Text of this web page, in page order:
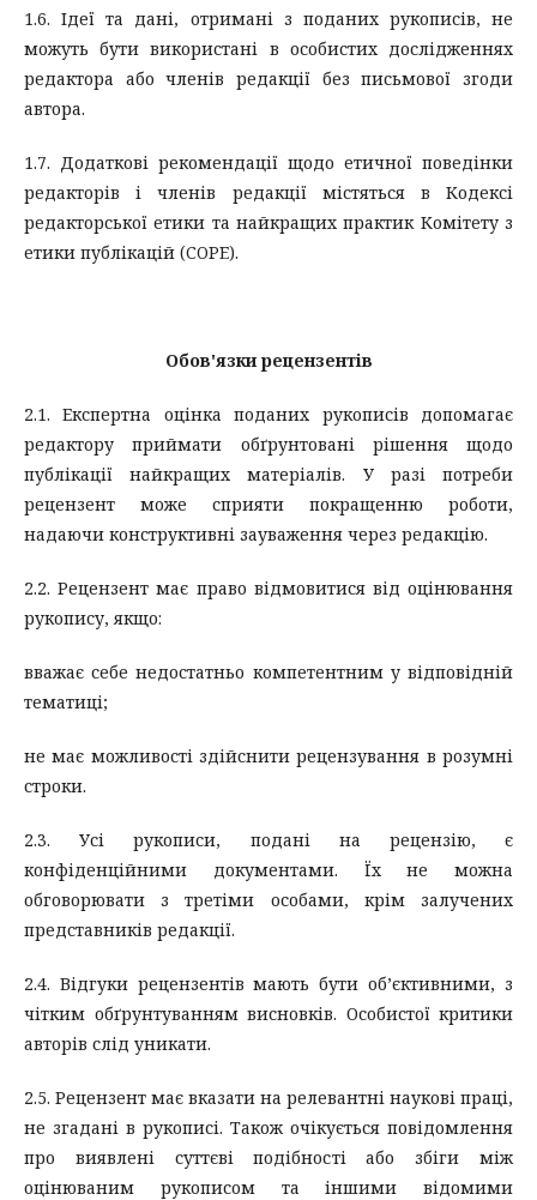
1.6. Ідеї та дані, отримані з поданих рукописів, не
можуть бути використані в особистих дослідженнях
редактора або членів редакції без письмової згоди
автора.
1.7. Додаткові рекомендації щодо етичної поведінки
редакторів і членів редакції містяться в Кодексі
редакторської етики та найкращих практик Комітету з
етики публікацій (COPE).
Обов'язки рецензентів
2.1. Експертна оцінка поданих рукописів допомагає
редактору приймати обґрунтовані рішення щодо
публікації найкращих матеріалів. У разі потреби
рецензент може сприяти покращенню роботи,
надаючи конструктивні зауваження через редакцію.
2.2. Рецензент має право відмовитися від оцінювання
рукопису, якщо:
вважає себе недостатньо компетентним у відповідній
тематиці;
не має можливості здійснити рецензування в розумні
строки.
2.3. Усі рукописи, подані на рецензію, є
конфіденційними документами. Їх не можна
обговорювати з третіми особами, крім залучених
представників редакції.
2.4. Відгуки рецензентів мають бути об’єктивними, з
чітким обґрунтуванням висновків. Особистої критики
авторів слід уникати.
2.5. Рецензент має вказати на релевантні наукові праці,
не згадані в рукописі. Також очікується повідомлення
про виявлені суттєві подібності або збіги між
оцінюваним рукописом та іншими відомими